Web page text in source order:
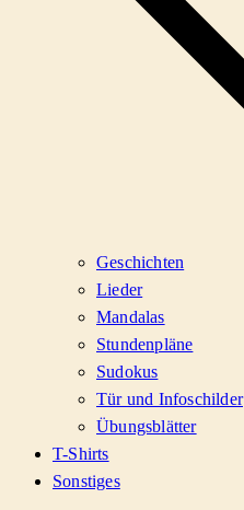
Geschichten
Lieder
Mandalas
Stundenpläne
Sudokus
Tür und Infoschilder
Übungsblätter
T-Shirts
Sonstiges